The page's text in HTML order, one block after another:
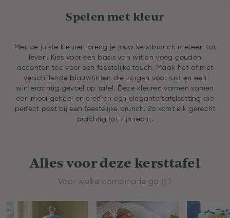
Spelen met kleur
Met de juiste kleuren breng je jouw kerstbrunch meteen tot
leven. Kies voor een basis van wit en voeg gouden
accenten toe voor een feestelijke touch. Maak het af met
verschillende blauwtinten die zorgen voor rust en een
winterachtig gevoel op tafel. Deze kleuren vormen samen
een mooi geheel en creëren een elegante tafelsetting die
perfect past bij een feestelijke brunch. Zo komt elk gerecht
prachtig tot zijn recht.
Alles voor deze kersttafel
Voor welke combinatie ga jij?